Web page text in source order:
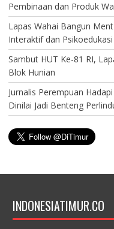
Pembinaan dan Produk
Lapas Wahai Bangun
Interaktif dan Psikoedukasi
Sambut HUT Ke-81 RI,
Blok Hunian
Jurnalis Perempuan
Dinilai Jadi Benteng
INDONESIATIMUR.CO